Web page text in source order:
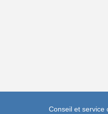
Conseil et service